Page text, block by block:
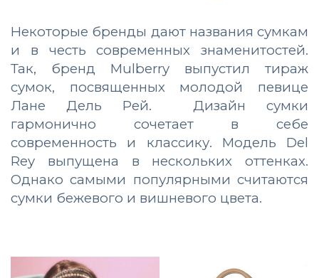
Некоторые бренды дают названия сумкам
и в честь современных знаменитостей.
Так, бренд Mulberry выпустил тираж
сумок, посвященных молодой певице
Лане Дель Рей. Дизайн сумки
гармонично сочетает в себе
современность и классику. Модель Del
Rey выпущена в нескольких оттенках.
Однако самыми популярными считаются
сумки бежевого и вишневого цвета.